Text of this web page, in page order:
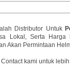
Distributor Untuk
Lokal, Serta Harga
Akan Permintaan
kami untuk